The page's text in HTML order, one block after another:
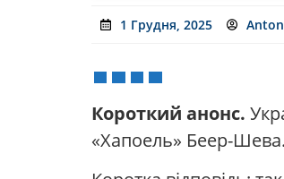
1 Грудня, 2025
Короткий анонс.
«Хапоель» Беер-